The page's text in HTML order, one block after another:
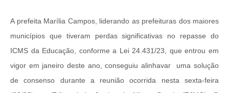
A prefeita Marília Campos, liderando as prefeituras dos maiores
municípios que tiveram perdas significativas no repasse do
ICMS da Educação, conforme a Lei 24.431/23, que entrou em
vigor em janeiro deste ano, conseguiu alinhavar uma solução
de consenso durante a reunião ocorrida nesta sexta-feira